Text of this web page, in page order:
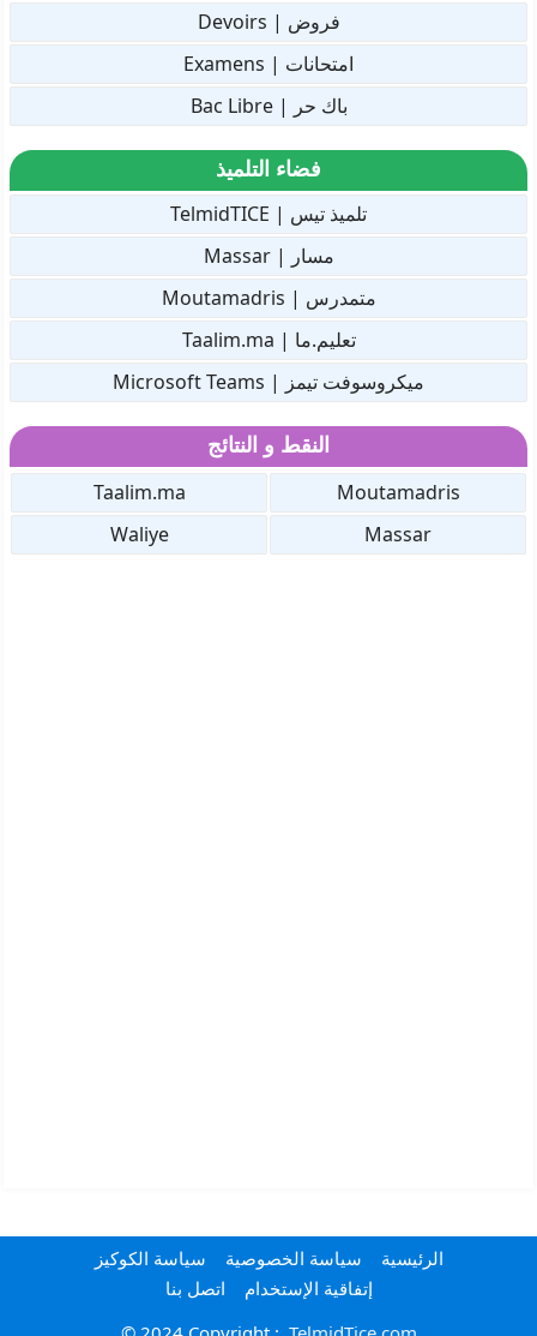
فروض | Devoirs
امتحانات | Examens
باك حر | Bac Libre
فضاء التلميذ
تلميذ تيس | TelmidTICE
مسار | Massar
متمدرس | Moutamadris
تعليم.ما | Taalim.ma
ميكروسوفت تيمز | Microsoft Teams
النقط و النتائج
Moutamadris
Taalim.ma
Massar
Waliye
الرئيسية سياسة الخصوصية
سياسة الكوكيز
إتفاقية الإستخدام
اتصل بنا